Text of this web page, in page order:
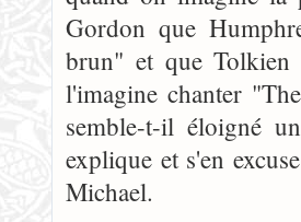
Gordon que
brun" et que
l'imagine chanter
semble-t-il éloigné
explique et s'en
Michael.